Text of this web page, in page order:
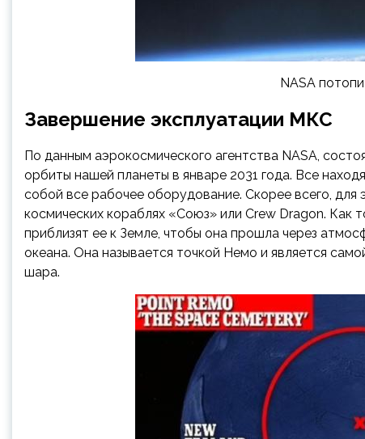
NASA
Завершение эксплуатации МКС
По данным аэрокосмического агентства NASA,
орбиты нашей планеты в январе 2031 года. Все
собой все рабочее оборудование. Скорее всего,
космических кораблях «Союз» или Crew Dragon. Как
приблизят ее к Земле, чтобы она прошла через
океана. Она называется точкой Немо и является
шара.